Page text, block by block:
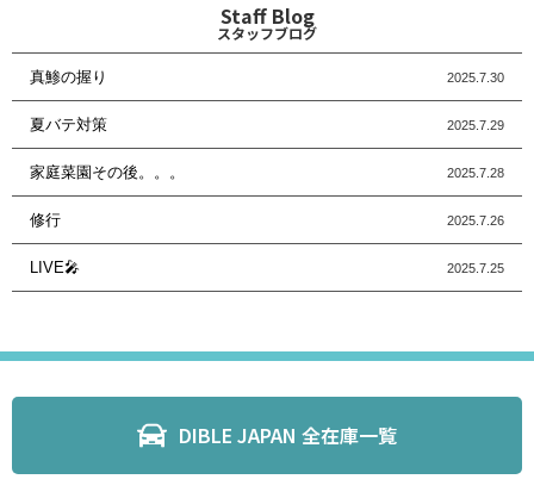
Staff Blog
スタッフブログ
真鯵の握り 2025.7.30
夏バテ対策 2025.7.29
家庭菜園その後。。。 2025.7.28
修行 2025.7.26
LIVE🎤 2025.7.25
DIBLE JAPAN 全在庫一覧